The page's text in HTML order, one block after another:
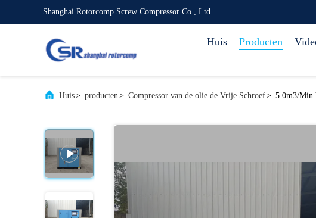
Shanghai Rotorcomp Screw Compressor Co., Ltd
Huis Producten
Huis> producten> Compressor van de olie de Vrije Schroef> 5.0m3/Min